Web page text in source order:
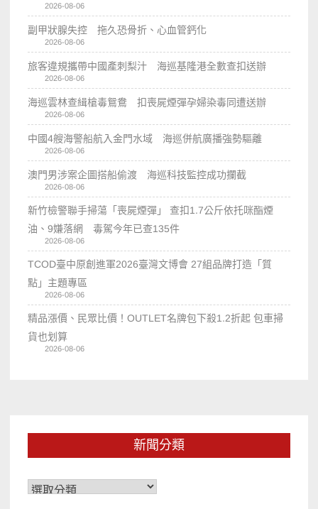
2026-08-06
副甲狀腺失控 拖久恐骨折、心血管鈣化
2026-08-06
旅客違規攜帶中國產刺梨汁 海巡基隆港全數查扣送辦
2026-08-06
海巡雲林查緝槍毒鴛鴦 扣喪屍煙彈孕婦染毒同遭送辦
2026-08-06
中國4艘海警船航入金門水域 海巡併航廣播強勢驅離
2026-08-06
澳門男涉案企圖搭船偷渡 海巡科技監控成功攔截
2026-08-06
新竹檢警聯手掃蕩「喪屍煙彈」 查扣1.7公斤依托咪酯煙
油、9嫌落網 毒駕今年已查135件
2026-08-06
TCOD臺中原創進軍2026臺灣文博會 27組品牌打造「質
點」主題專區
2026-08-06
精品漲價、民眾比價！OUTLET名牌包下殺1.2折起 包車掃
貨也划算
2026-08-06
新聞分類
新